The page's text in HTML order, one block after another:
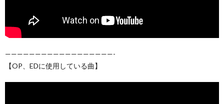
——————————————————-
【OP、EDに使用している曲】